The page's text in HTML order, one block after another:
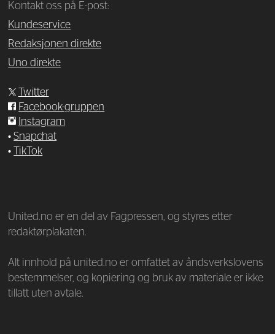
Kontakt oss på E-post:
Kundeservice
Redaksjonen direkte
Uno direkte
Twitter
Facebook-gruppen
Instagram
•Snapchat
•
TikTok
United.no er en del av Fagpressen, og styres etter
redaktørplakaten.
Alt innhold på united.no er omfattet av åndsverkslovens
bestemmelser, og kopiering og bruk av materiale er ikke
tillatt uten avtale.